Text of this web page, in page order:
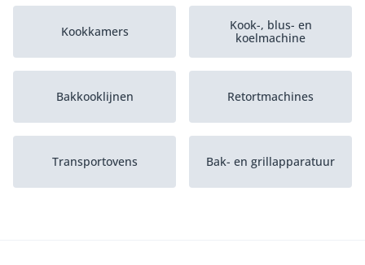
Kookkamers
Kook-, blus- en
koelmachine
Bakkooklijnen Retortmachines
Transportovens Bak- en grillapparatuur